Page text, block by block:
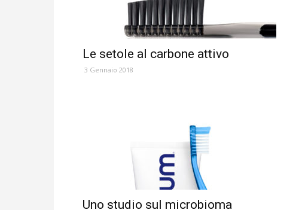
Le setole al carbone attivo
3 Gennaio 2018
Uno studio sul microbioma